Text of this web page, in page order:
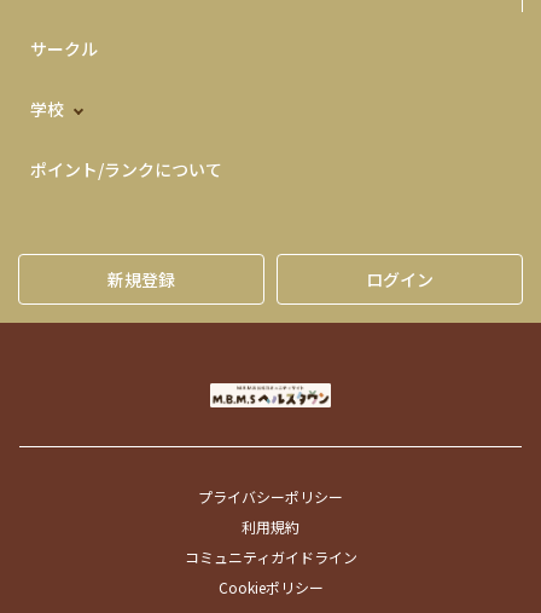
サークル
学校
ポイント/ランクについて
新規登録 ログイン
プライバシーポリシー
利用規約
コミュニティガイドライン
Cookieポリシー